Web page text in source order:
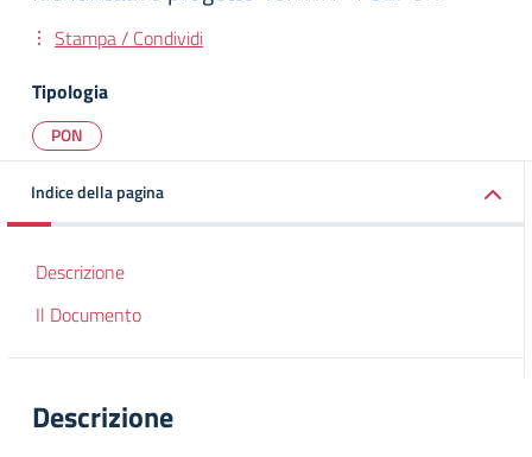
Stampa / Condividi
Tipologia
PON
Indice della pagina
Descrizione
Il Documento
Descrizione